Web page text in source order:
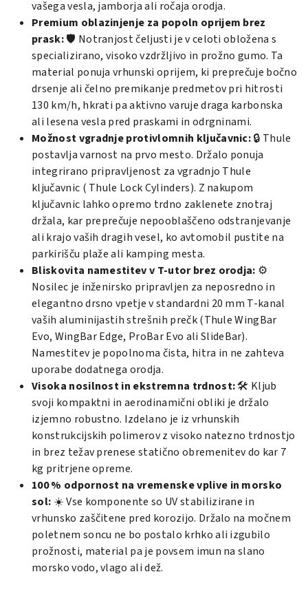
vašega vesla, jamborja ali ročaja orodja.
Premium oblazinjenje za popoln oprijem brez
prask:🛡️ Notranjost čeljusti je v celoti obložena s
specializirano, visoko vzdržljivo in prožno gumo. Ta
material ponuja vrhunski oprijem, ki preprečuje bočno
drsenje ali čelno premikanje predmetov pri hitrosti
130 km/h, hkrati pa aktivno varuje draga karbonska
ali lesena vesla pred praskami in odrgninami.
Možnost vgradnje protivlomnih ključavnic:🔒 Thule
postavlja varnost na prvo mesto. Držalo ponuja
integrirano pripravljenost za vgradnjo Thule
ključavnic ( Thule Lock Cylinders). Z nakupom
ključavnic lahko opremo trdno zaklenete znotraj
držala, kar preprečuje nepooblaščeno odstranjevanje
ali krajo vaših dragih vesel, ko avtomobil pustite na
parkirišču plaže ali kamping mesta.
Bliskovita namestitev v T-utor brez orodja: ⚙️
Nosilec je inženirsko pripravljen za neposredno in
elegantno drsno vpetje v standardni 20 mm T-kanal
vaših aluminijastih strešnih prečk (Thule WingBar
Evo, WingBar Edge, ProBar Evo ali SlideBar).
Namestitev je popolnoma čista, hitra in ne zahteva
uporabe dodatnega orodja.
Visoka nosilnost in ekstremna trdnost:🛠️ Kljub
svoji kompaktni in aerodinamični obliki je držalo
izjemno robustno. Izdelano je iz vrhunskih
konstrukcijskih polimerov z visoko natezno trdnostjo
in brez težav prenese statično obremenitev do kar 7
kg pritrjene opreme.
100 % odpornost na vremenske vplive in morsko
sol: ☀️ Vse komponente so UV stabilizirane in
vrhunsko zaščitene pred korozijo. Držalo na močnem
poletnem soncu ne bo postalo krhko ali izgubilo
prožnosti, material pa je povsem imun na slano
morsko vodo, vlago ali dež.